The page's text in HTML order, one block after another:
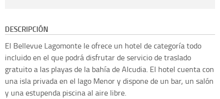
DESCRIPCIÓN
El Bellevue Lagomonte le ofrece un hotel de categoría todo
incluido en el que podrá disfrutar de servicio de traslado
gratuito a las playas de la bahía de Alcudia. El hotel cuenta con
una isla privada en el lago Menor y dispone de un bar, un salón
y una estupenda piscina al aire libre.